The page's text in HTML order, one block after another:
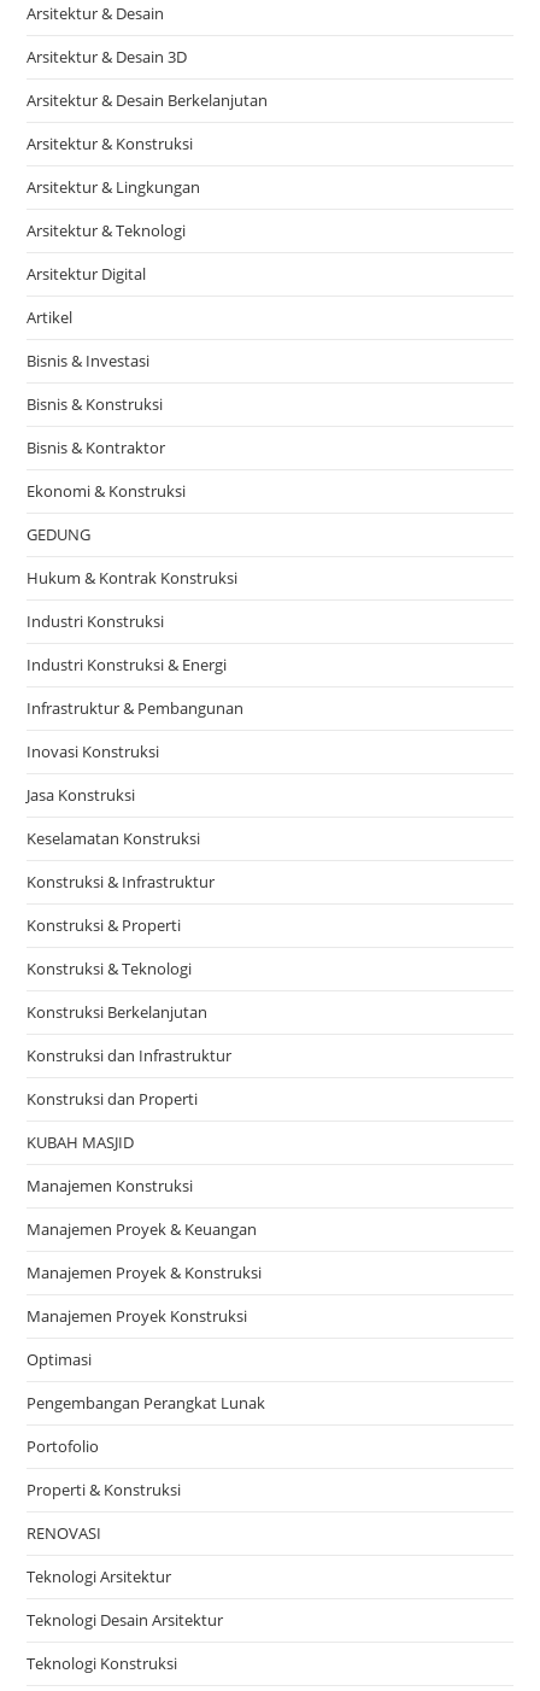
Arsitektur & Desain
Arsitektur & Desain 3D
Arsitektur & Desain Berkelanjutan
Arsitektur & Konstruksi
Arsitektur & Lingkungan
Arsitektur & Teknologi
Arsitektur Digital
Artikel
Bisnis & Investasi
Bisnis & Konstruksi
Bisnis & Kontraktor
Ekonomi & Konstruksi
GEDUNG
Hukum & Kontrak Konstruksi
Industri Konstruksi
Industri Konstruksi & Energi
Infrastruktur & Pembangunan
Inovasi Konstruksi
Jasa Konstruksi
Keselamatan Konstruksi
Konstruksi & Infrastruktur
Konstruksi & Properti
Konstruksi & Teknologi
Konstruksi Berkelanjutan
Konstruksi dan Infrastruktur
Konstruksi dan Properti
KUBAH MASJID
Manajemen Konstruksi
Manajemen Proyek & Keuangan
Manajemen Proyek & Konstruksi
Manajemen Proyek Konstruksi
Optimasi
Pengembangan Perangkat Lunak
Portofolio
Properti & Konstruksi
RENOVASI
Teknologi Arsitektur
Teknologi Desain Arsitektur
Teknologi Konstruksi